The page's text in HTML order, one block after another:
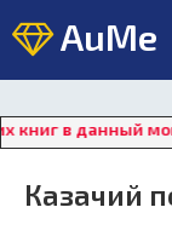
AuMe
данный момент
Казачий